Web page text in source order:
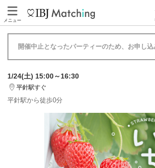
メニュー
開催中止となったパーティーのため、お申し込
1/24(土) 15:00～16:30
平針駅すぐ
平針駅から徒歩0分